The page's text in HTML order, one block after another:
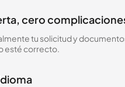
cero
tu solicitud y
esté correcto.